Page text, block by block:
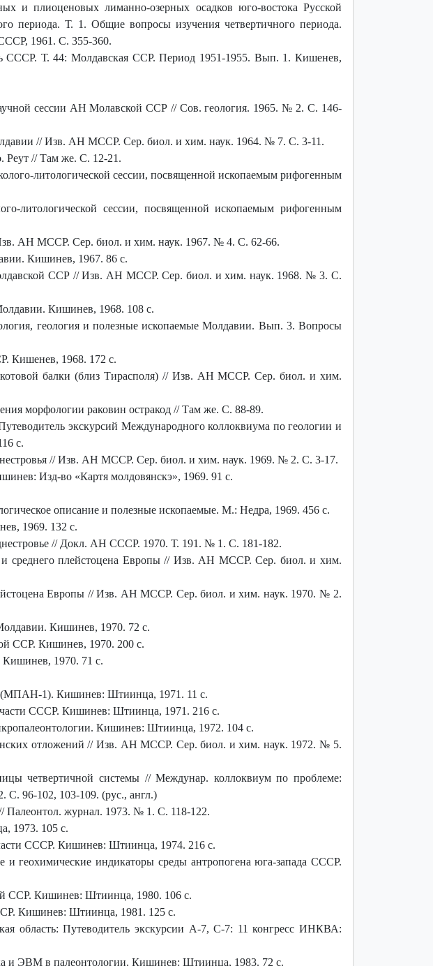
и плиоценовых лиманно-озерных осадков юго-востока Русской
периода. Т. 1. Общие вопросы изучения четвертичного периода.
1961. С. 355-360.
СССР. Т. 44: Молдавская ССР. Период 1951-1955. Вып. 1. Кишенев,
сессии АН Молавской ССР // Сов. геология. 1965. № 2. С. 146-
// Изв. АН МССР. Сер. биол. и хим. наук. 1964. № 7. С. 3-11.
Реут // Там же. С. 12-21.
литологической сессии, посвященной ископаемым рифогенным
литологической сессии, посвященной ископаемым рифогенным
АН МССР. Сер. биол. и хим. наук. 1967. № 4. С. 62-66.
Кишинев, 1967. 86 с.
ССР // Изв. АН МССР. Сер. биол. и хим. наук. 1968. № 3. С.
Кишинев, 1968. 108 с.
геология и полезные ископаемые Молдавии. Вып. 3. Вопросы
Кишенев, 1968. 172 с.
балки (близ Тирасполя) // Изв. АН МССР. Сер. биол. и хим.
морфологии раковин остракод // Там же. С. 88-89.
экскурсий Международного коллоквиума по геологии и
с.
// Изв. АН МССР. Сер. биол. и хим. наук. 1969. № 2. С. 3-17.
Изд-во «Картя молдовянскэ», 1969. 91 с.
описание и полезные ископаемые. М.: Недра, 1969. 456 с.
1969. 132 с.
// Докл. АН СССР. 1970. Т. 191. № 1. С. 181-182.
среднего плейстоцена Европы // Изв. АН МССР. Сер. биол. и хим.
Европы // Изв. АН МССР. Сер. биол. и хим. наук. 1970. № 2.
Кишинев, 1970. 72 с.
ССР. Кишинев, 1970. 200 с.
Кишинев, 1970. 71 с.
(МПАН-1). Кишинев: Штиинца, 1971. 11 с.
СССР. Кишинев: Штиинца, 1971. 216 с.
Кишинев: Штиинца, 1972. 104 с.
отложений // Изв. АН МССР. Сер. биол. и хим. наук. 1972. № 5.
четвертичной системы // Междунар. коллоквиум по проблеме:
96-102, 103-109. (рус., англ.)
Палеонтол. журнал. 1973. № 1. С. 118-122.
1973. 105 с.
СССР. Кишинев: Штиинца, 1974. 216 с.
и геохимические индикаторы среды антропогена юга-запада СССР.
ССР. Кишинев: Штиинца, 1980. 106 с.
Кишинев: Штиинца, 1981. 125 с.
область: Путеводитель экскурсии А-7, С-7: 11 конгресс ИНКВА:
и ЭВМ в палеонтологии. Кишинев: Штиинца, 1983. 72 с.